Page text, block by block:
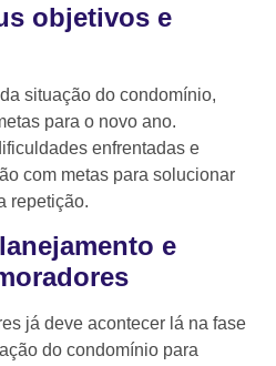
objetivos e
situação do condomínio,
para o novo ano.
enfrentadas e
com metas para solucionar
repetição.
e
já deve acontecer lá na fase
do condomínio para